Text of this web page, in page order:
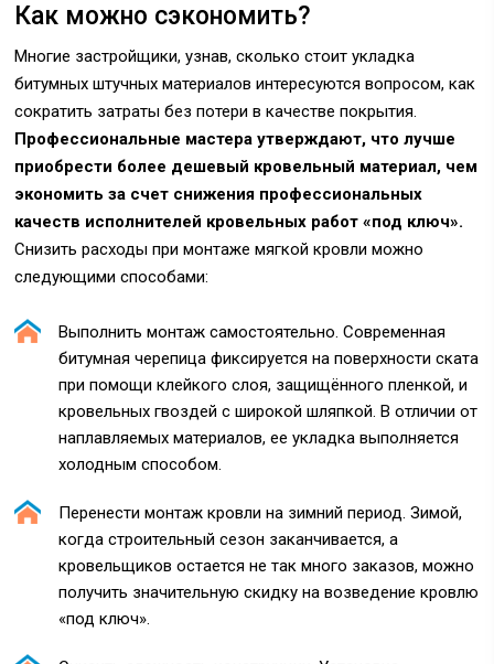
Как можно сэкономить?
Многие застройщики, узнав, сколько стоит укладка
битумных штучных материалов интересуются вопросом, как
сократить затраты без потери в качестве покрытия.
Профессиональные мастера утверждают, что лучше
приобрести более дешевый кровельный материал, чем
экономить за счет снижения профессиональных
качеств исполнителей кровельных работ «под ключ».
Снизить расходы при монтаже мягкой кровли можно
следующими способами:
Выполнить монтаж самостоятельно. Современная
битумная черепица фиксируется на поверхности ската
при помощи клейкого слоя, защищённого пленкой, и
кровельных гвоздей с широкой шляпкой. В отличии от
наплавляемых материалов, ее укладка выполняется
холодным способом.
Перенести монтаж кровли на зимний период. Зимой,
когда строительный сезон заканчивается, а
кровельщиков остается не так много заказов, можно
получить значительную скидку на возведение кровлю
«под ключ».